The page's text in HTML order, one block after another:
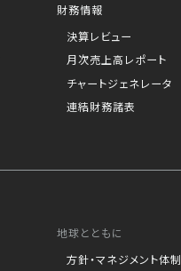
財務情報
決算レビュー
月次売上高レポート
チャートジェネレータ
連結財務諸表
地球とともに
方針・マネジメント体制